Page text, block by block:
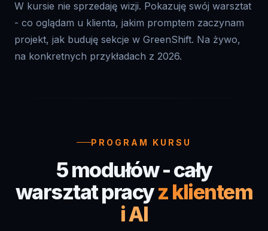
projekt, jak buduję sekcje w GreenShift. Na żywo,
na konkretnych przykładach z 2026.
5 modułów - cały
warsztat pracyz klientem
i AI
Kurs jest w aktywnej rozbudowie.